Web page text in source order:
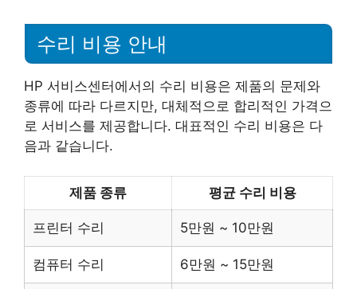
수리 비용 안내
HP 서비스센터에서의 수리 비용은 제품의 문제와
종류에 따라 다르지만, 대체적으로 합리적인 가격으
로 서비스를 제공합니다. 대표적인 수리 비용은 다
음과 같습니다.
제품 종류 평균 수리 비용
프린터 수리 5만원 ~ 10만원
컴퓨터 수리 6만원 ~ 15만원